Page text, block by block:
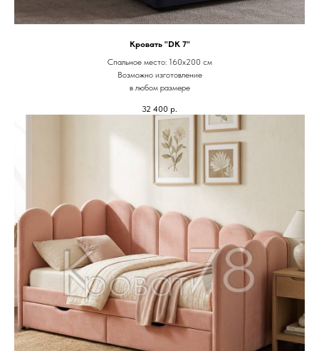
Кровать "DK 7"
Спальное место: 160х200 см
Возможно изготовление
в любом размере
32 400 р.